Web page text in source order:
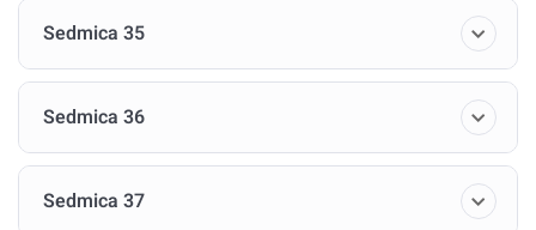
Sedmica 35
Sedmica 36
Sedmica 37